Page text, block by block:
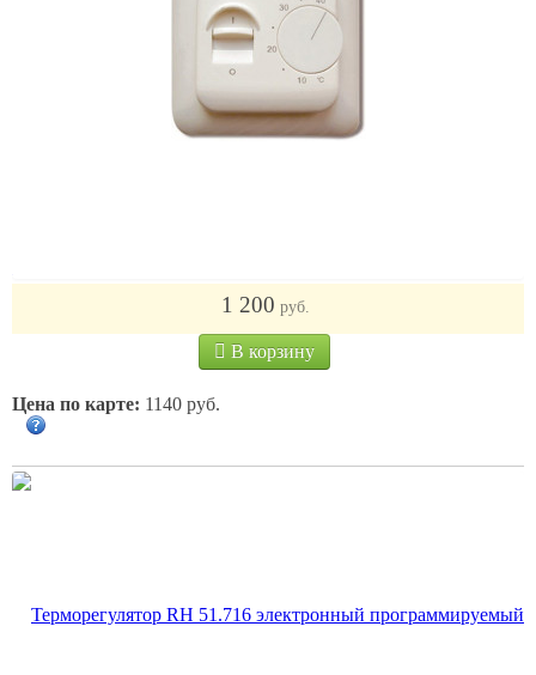
1 200 руб.
В корзину
Цена по карте: 1140 руб.